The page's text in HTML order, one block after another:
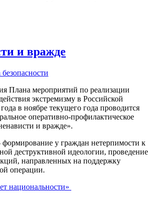
и вражде
Плана мероприятий по реализации
экстремизму в Российской
в ноябре текущего года проводится
оперативно-профилактическое
и вражде».
у граждан нетерпимости к
деструктивной идеологии, проведение
направленных на поддержку
операции.
национальности»